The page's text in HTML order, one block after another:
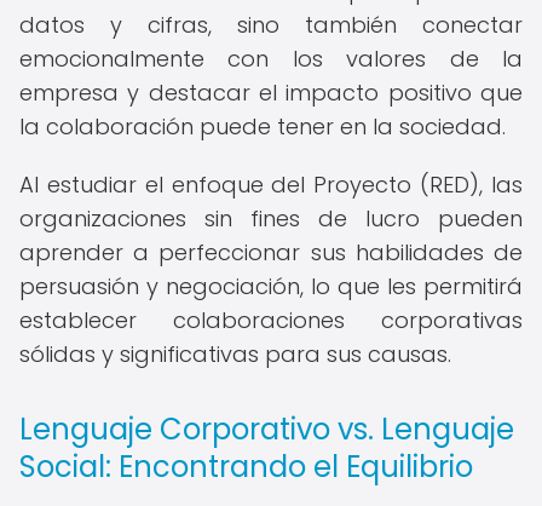
datos y cifras, sino también conectar
emocionalmente con los valores de la
empresa y destacar el impacto positivo que
la colaboración puede tener en la sociedad.
Al estudiar el enfoque del Proyecto (RED), las
organizaciones sin fines de lucro pueden
aprender a perfeccionar sus habilidades de
persuasión y negociación, lo que les permitirá
establecer colaboraciones corporativas
sólidas y significativas para sus causas.
Lenguaje Corporativo vs. Lenguaje
Social: Encontrando el Equilibrio